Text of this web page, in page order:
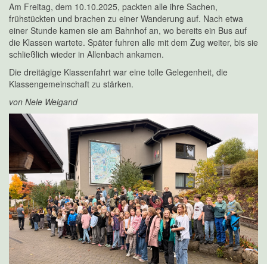
Am Freitag, dem 10.10.2025, packten alle ihre Sachen,
frühstückten und brachen zu einer Wanderung auf. Nach etwa
einer Stunde kamen sie am Bahnhof an, wo bereits ein Bus auf
die Klassen wartete. Später fuhren alle mit dem Zug weiter, bis sie
schließlich wieder in Allenbach ankamen.
Die dreitägige Klassenfahrt war eine tolle Gelegenheit, die
Klassengemeinschaft zu stärken.
von Nele Weigand